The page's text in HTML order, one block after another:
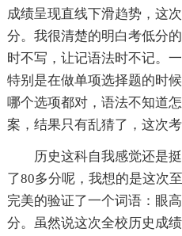
成绩呈现直线下滑趋势，这
分。我很清楚的明白考低分
时不写，让记语法时不记。
特别是在做单项选择题的时
哪个选项都对，语法不知道
案，结果只有乱猜了，这次
历史这科自我感觉还是
了80多分呢，我想的是这次
完美的验证了一个词语：眼
分。虽然说这次全校历史成